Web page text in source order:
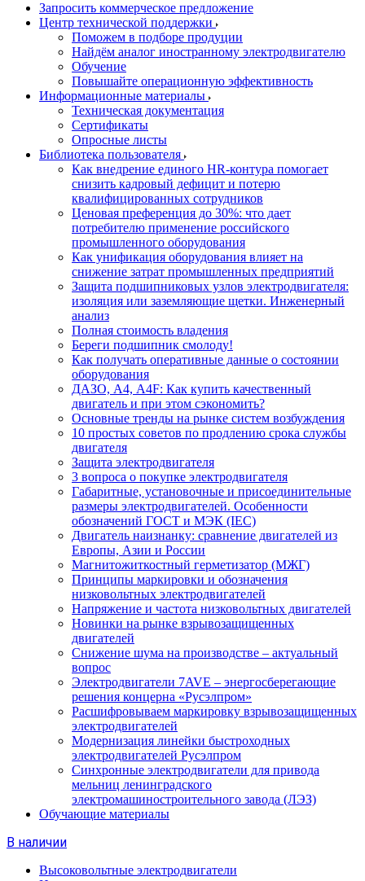
Запросить коммерческое предложение
Центр технической поддержки
Поможем в подборе продуции
Найдём аналог иностранному электродвигателю
Обучение
Повышайте операционную эффективность
Информационные материалы
Техническая документация
Сертификаты
Опросные листы
Библиотека пользователя
Как внедрение единого HR-контура помогает
снизить кадровый дефицит и потерю
квалифицированных сотрудников
Ценовая преференция до 30%: что дает
потребителю применение российского
промышленного оборудования
Как унификация оборудования влияет на
снижение затрат промышленных предприятий
Защита подшипниковых узлов электродвигателя:
изоляция или заземляющие щетки. Инженерный
анализ
Полная стоимость владения
Береги подшипник смолоду!
Как получать оперативные данные о состоянии
оборудования
ДАЗО, А4, А4F: Как купить качественный
двигатель и при этом сэкономить?
Основные тренды на рынке систем возбуждения
10 простых советов по продлению срока службы
двигателя
Защита электродвигателя
3 вопроса о покупке электродвигателя
Габаритные, установочные и присоединительные
размеры электродвигателей. Особенности
обозначений ГОСТ и МЭК (IEC)
Двигатель наизнанку: сравнение двигателей из
Европы, Азии и России
Магнитожиткостный герметизатор (МЖГ)
Принципы маркировки и обозначения
низковольтных электродвигателей
Напряжение и частота низковольтных двигателей
Новинки на рынке взрывозащищенных
двигателей
Снижение шума на производстве – актуальный
вопрос
Электродвигатели 7AVE – энергосберегающие
решения концерна «Русэлпром»
Расшифровываем маркировку взрывозащищенных
электродвигателей
Модернизация линейки быстроходных
электродвигателей Русэлпром
Синхронные электродвигатели для привода
мельниц ленинградского
электромашиностроительного завода (ЛЭЗ)
Обучающие материалы
В наличии
Высоковольтные электродвигатели